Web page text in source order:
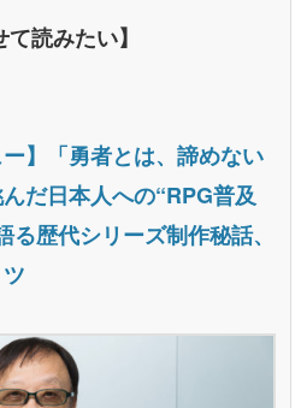
て読みたい】
ー】「勇者とは、諦めない
だ日本人への“RPG普及
歴代シリーズ制作秘話、